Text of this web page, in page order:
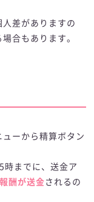
差がありますの
合もあります。
ーから精算ボタン
時までに、送金ア
酬が送金 されるの